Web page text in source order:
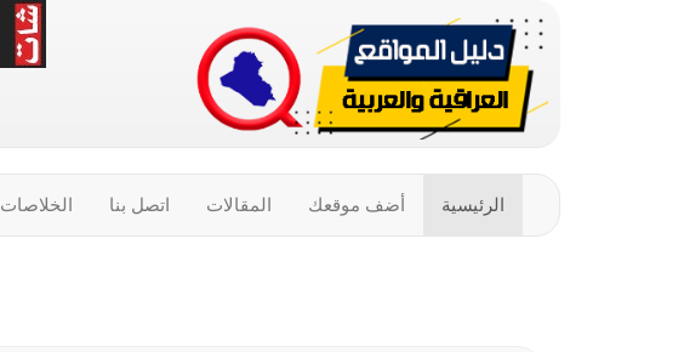
الرئيسية أضف موقعك المقالات اتصل بنا الخلاصات